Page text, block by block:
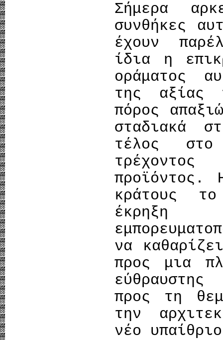
Σήμερα
συνθήκες
έχουν
ίδια η
οράματος
της αξίας
πόρος
σταδιακά
τέλος στο
προϊόντος.
κράτους
να
προς μια
προς τη
την
νέο